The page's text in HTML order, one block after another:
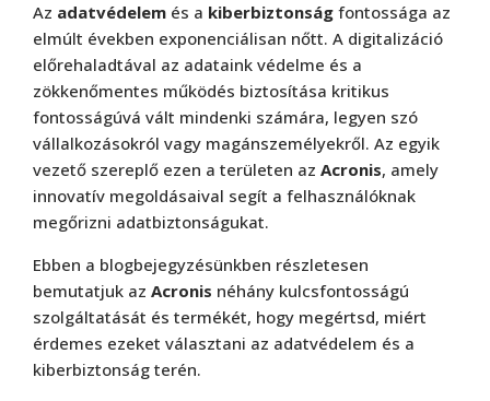
Az adatvédelem és a kiberbiztonság fontossága az
elmúlt években exponenciálisan nőtt. A digitalizáció
előrehaladtával az adataink védelme és a
zökkenőmentes működés biztosítása kritikus
fontosságúvá vált mindenki számára, legyen szó
vállalkozásokról vagy magánszemélyekről. Az egyik
vezető szereplő ezen a területen az Acronis, amely
innovatív megoldásaival segít a felhasználóknak
megőrizni adatbiztonságukat.
Ebben a blogbejegyzésünkben részletesen
bemutatjuk az Acronis néhány kulcsfontosságú
szolgáltatását és termékét, hogy megértsd, miért
érdemes ezeket választani az adatvédelem és a
kiberbiztonság terén.